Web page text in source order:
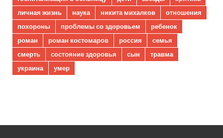
личная жизнь
наука никита михалков
отношения
похороны
проблемы со здоровьем
ребенок
роман
роман костомаров россия
семья
смерть
состояние здоровья сын
травма
украина
умер